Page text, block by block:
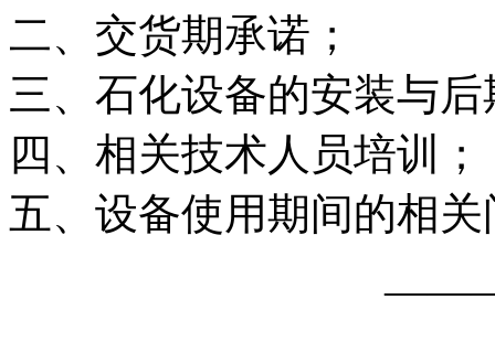
二、交货期承诺；
三、石化设备的安装与
四、相关技术人员培训；
五、设备使用期间的相